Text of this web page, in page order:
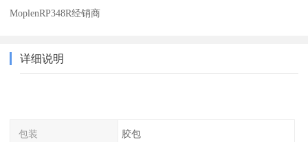
MoplenRP348R经销商
详细说明
包装 胶包